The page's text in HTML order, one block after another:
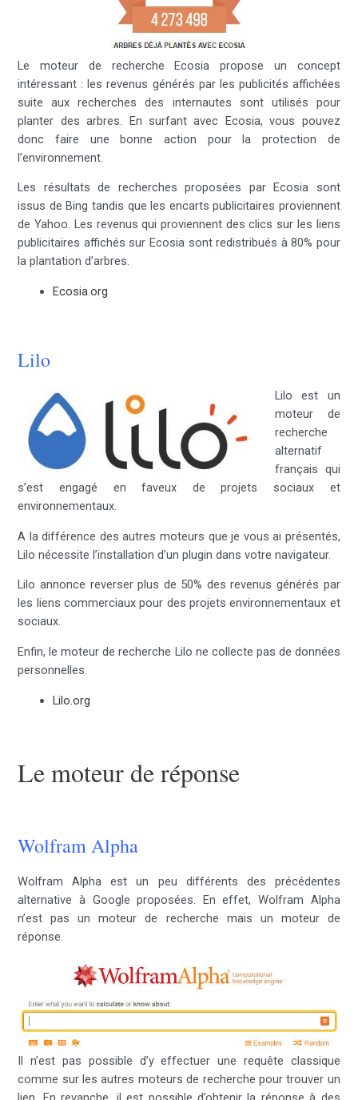
Le moteur de recherche Ecosia propose un concept
intéressant : les revenus générés par les publicités affichées
suite aux recherches des internautes sont utilisés pour
planter des arbres. En surfant avec Ecosia, vous pouvez
donc faire une bonne action pour la protection de
l’environnement.
Les résultats de recherches proposées par Ecosia sont
issus de Bing tandis que les encarts publicitaires proviennent
de Yahoo. Les revenus qui proviennent des clics sur les liens
publicitaires affichés sur Ecosia sont redistribués à 80% pour
la plantation d’arbres.
Ecosia.org
Lilo
Lilo est un
moteur de
recherche
alternatif
français qui
s’est engagé en faveux de projets sociaux et
environnementaux.
A la différence des autres moteurs que je vous ai présentés,
Lilo nécessite l’installation d’un plugin dans votre navigateur.
Lilo annonce reverser plus de 50% des revenus générés par
les liens commerciaux pour des projets environnementaux et
sociaux.
Enfin, le moteur de recherche Lilo ne collecte pas de données
personnelles.
Lilo.org
Le moteur de réponse
Wolfram Alpha
Wolfram Alpha est un peu différents des précédentes
alternative à Google proposées. En effet, Wolfram Alpha
n’est pas un moteur de recherche mais un moteur de
réponse.
Il n’est pas possible d’y effectuer une requête classique
comme sur les autres moteurs de recherche pour trouver un